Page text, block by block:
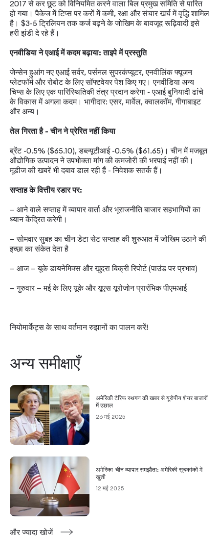
2017 से कर छूट को विनियमित करने वाला बिल प्रमुख समिति से पारित
हो गया। पैकेज में टिप्स पर करों में कमी, रक्षा और संचार खर्च में वृद्धि शामिल
है। $3-5 ट्रिलियन तक कर्ज बढ़ने के जोखिम के बावजूद रूढ़िवादी इसे
हरी झंडी दे रहे हैं।
एनवीडिया ने एआई में कदम बढ़ाया: ताइपे में प्रस्तुति
जेन्सेन हुआंग नए एआई सर्वर, पर्सनल सुपरकंप्यूटर, एनवीलिंक फ्यूजन
प्लेटफॉर्म और रोबोट के लिए सॉफ्टवेयर पेश किए गए। एनवीडिया अन्य
चिप्स के लिए एक पारिस्थितिकी तंत्र प्रदान करेगा - एआई बुनियादी ढांचे
के विकास में अगला कदम। भागीदार: एसर, मार्वेल, क्वालकॉम, गीगाबाइट
और अन्य।
तेल गिरता है - चीन ने प्रेरित नहीं किया
ब्रेंट -0.5% ($65.10), डब्ल्यूटीआई -0.5% ($61.65)। चीन में मजबूत
औद्योगिक उत्पादन ने उपभोक्ता मांग की कमजोरी की भरपाई नहीं की।
मूडीज की खबरें भी दबाव डाल रही हैं - निवेशक सतर्क हैं।
सप्ताह के वित्तीय रडार पर:
— आने वाले सप्ताह में व्यापार वार्ता और भूराजनीति बाजार सहभागियों का
ध्यान केंद्रित करेगी।
— सोमवार सुबह का चीन डेटा सेट सप्ताह की शुरुआत में जोखिम उठाने की
इच्छा का संकेत देता है
— आज — यूके डायनेमिक्स और खुदरा बिक्री रिपोर्ट (पाउंड पर प्रभाव)
— गुरुवार — मई के लिए यूके और यूएस यूरोजोन प्रारंभिक पीएमआई
नियोमार्केट्स के साथ वर्तमान रुझानों का पालन करें!
अन्य समीक्षाएँ
अमेरिकी टैरिफ स्थगन की खबर से यूरोपीय शेयर बाजारों
में उछाल
26 मई 2025
अमेरिका-चीन व्यापार समझौता: अमेरिकी सूचकांकों में
खुशी
12 मई 2025
और ज्यादा खोजें